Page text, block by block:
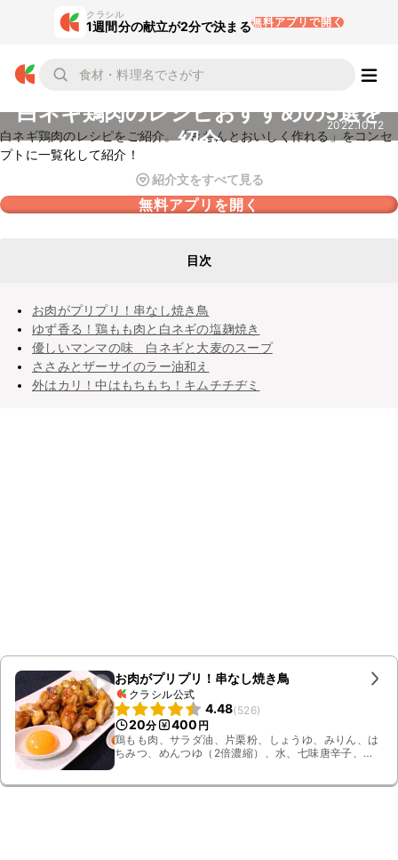
クラシル
1週間分の献立が2分で決まる無料アプリで開く
白ネギ鶏肉のレシピおすすめの5選を
紹介
2022.10.12
白ネギ鶏肉のレシピをご紹介。「きちんとおいしく作れる」をコンセ
プトに一覧化して紹介！
紹介文をすべて見る
無料アプリを開く
目次
お肉がプリプリ！串なし焼き鳥
ゆず香る！鶏もも肉と白ネギの塩麹焼き
優しいマンマの味 白ネギと大麦のスープ
ささみとザーサイのラー油和え
外はカリ！中はもちもち！キムチチヂミ
お肉がプリプリ！串なし焼き鳥
クラシル公式
4.48(526)
20分 400 円
鶏もも肉、サラダ油、片栗粉、しょうゆ、みりん、は
ちみつ、めんつゆ（2倍濃縮）、水、七味唐辛子、卵